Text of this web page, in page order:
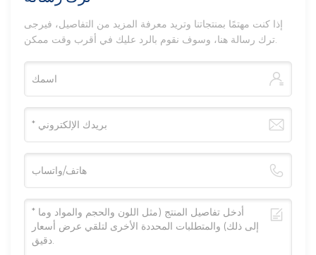
إذا كنت مهتمًا بمنتجاتنا وتريد معرفة المزيد من التفاصيل، فيرجى